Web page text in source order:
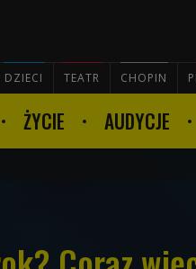
DZIECI TEATR CHOPIN
ŻYCIE AUDYCJE